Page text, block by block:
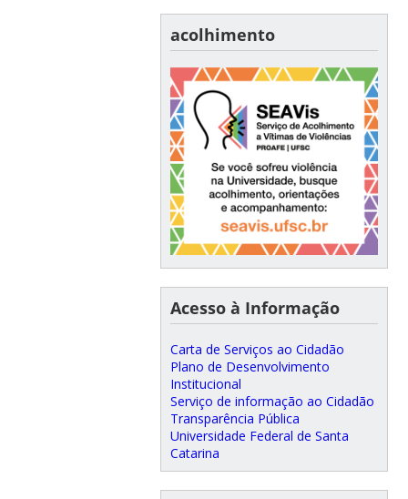
acolhimento
Acesso à Informação
Carta de Serviços ao Cidadão
Plano de Desenvolvimento
Institucional
Serviço de informação ao Cidadão
Transparência Pública
Universidade Federal de Santa
Catarina